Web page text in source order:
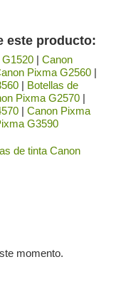
este producto:
| Canon
Pixma G2560 |
| Botellas de
Pixma G2570 |
| Canon Pixma
G3590
de tinta Canon
momento.